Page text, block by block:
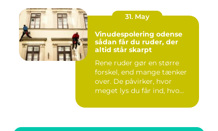
31. May
Vinudespolering odense
sådan får du ruder, der
altid står skarpt
Rene ruder gør en større
forskel, end mange tænker
over. De påvirker, hvor
meget lys du får ind, hvo...